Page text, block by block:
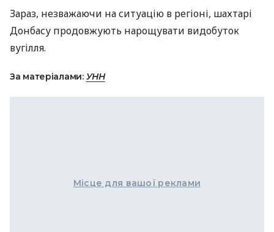
Зараз, незважаючи на ситуацію в регіоні, шахтарі
Донбасу продовжують нарощувати видобуток
вугілля.
За матеріалами: УНН
Місце для вашої реклами